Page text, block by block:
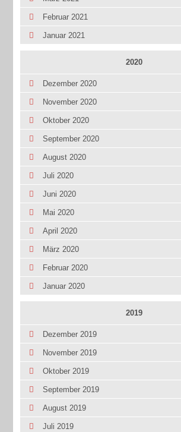
Februar 2021
Januar 2021
2020
Dezember 2020
November 2020
Oktober 2020
September 2020
August 2020
Juli 2020
Juni 2020
Mai 2020
April 2020
März 2020
Februar 2020
Januar 2020
2019
Dezember 2019
November 2019
Oktober 2019
September 2019
August 2019
Juli 2019